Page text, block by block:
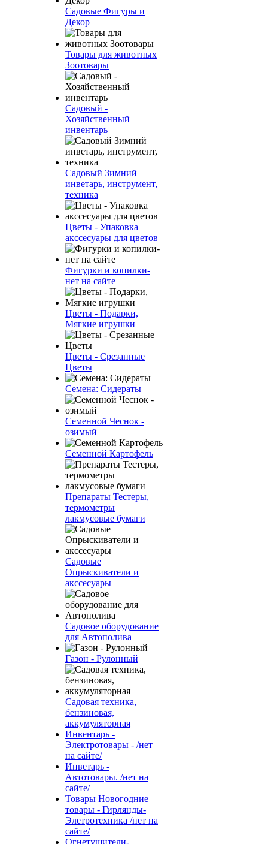
Садовые Фигуры и
Декор
Товары для животных
Зоотовары
Садовый -
Хозяйственный
инвентарь
Садовый Зимний
инветарь, инструмент,
техника
Цветы - Упаковка
акссесуары для цветов
Фигурки и копилки-
нет на сайте
Цветы - Подарки,
Мягкие игрушки
Цветы - Срезанные
Цветы
Семена: Сидераты
Семенной Чеснок -
озимый
Семенной Картофель
Препараты Тестеры,
термометры
лакмусовые бумаги
Садовые
Опрыскиватели и
акссесуары
Садовое оборудование
для Автополива
Газон - Рулонный
Садовая техника,
бензиновая,
аккумуляторная
Инвентарь -
Электротовары - /нет
на сайте/
Инветарь -
Автотовары. /нет на
сайте/
Товары Новогодние
товары - Гирлянды-
Элетротехника /нет на
сайте/
Огнетушители-